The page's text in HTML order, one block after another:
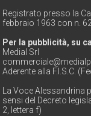
Registrato presso la
febbraio 1963 con n.
Per la pubblicità, su
Medial Srl
Aderente alla F.I.S.C.
La Voce Alessandrina
sensi del Decreto
2, lettera f)